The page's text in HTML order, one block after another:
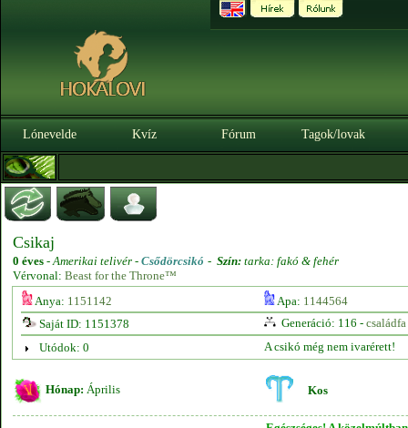
Lónevelde Kvíz Fórum Tagok/lovak
Csikaj
0 éves -Amerikai telivér - Csődörcsikó - Szín: tarka: fakó & fehér
Vérvonal: Beast for the Throne™
Anya: 1151142 Apa: 1144564
Saját ID: 1151378
Generáció: 116 - családfa
Utódok: 0
A csikó még nem ivarérett!
Hónap: Április Kos